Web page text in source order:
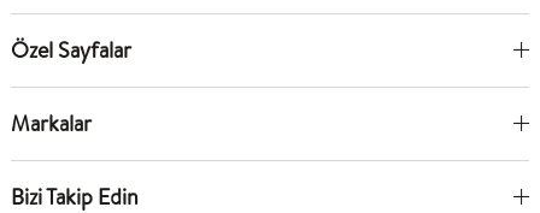
Özel Sayfalar
Markalar
Bizi Takip Edin